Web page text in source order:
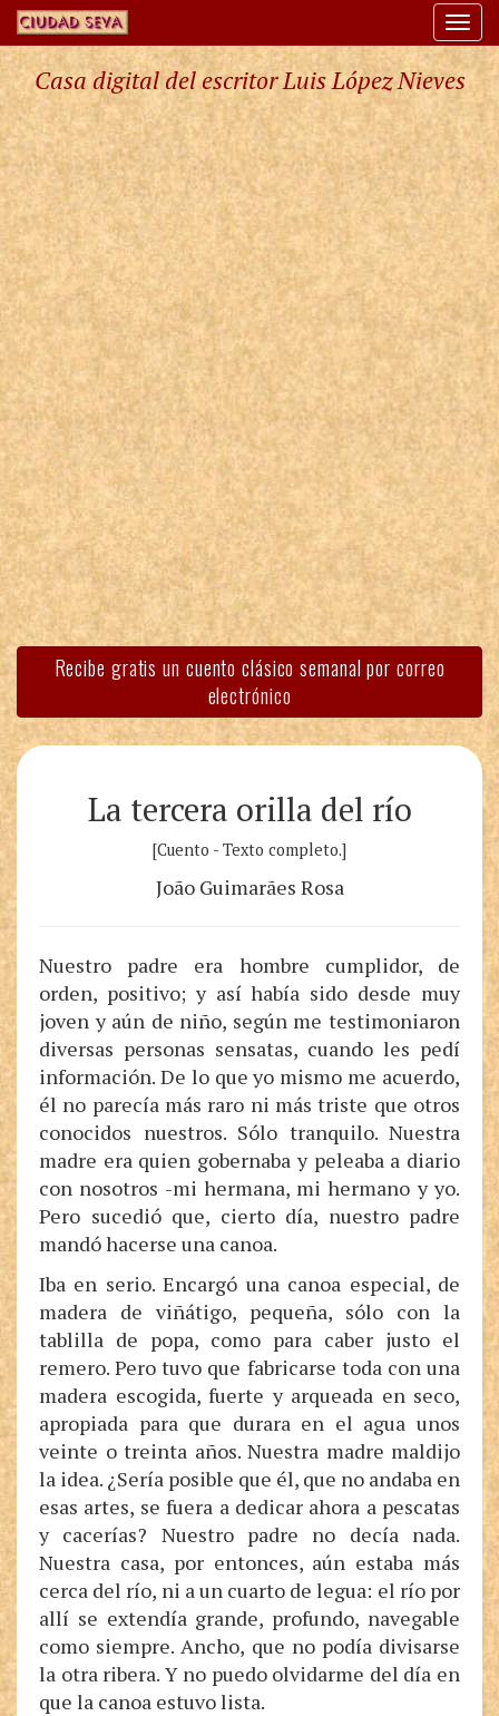
Casa digital del escritor Luis López Nieves
Recibe gratis un cuento clásico semanal por correo
electrónico
La tercera orilla del río
[Cuento - Texto completo.]
João Guimarães Rosa
Nuestro padre era hombre cumplidor, de
orden, positivo; y así había sido desde muy
joven y aún de niño, según me testimoniaron
diversas personas sensatas, cuando les pedí
información. De lo que yo mismo me acuerdo,
él no parecía más raro ni más triste que otros
conocidos nuestros. Sólo tranquilo. Nuestra
madre era quien gobernaba y peleaba a diario
con nosotros -mi hermana, mi hermano y yo.
Pero sucedió que, cierto día, nuestro padre
mandó hacerse una canoa.
Iba en serio. Encargó una canoa especial, de
madera de viñátigo, pequeña, sólo con la
tablilla de popa, como para caber justo el
remero. Pero tuvo que fabricarse toda con una
madera escogida, fuerte y arqueada en seco,
apropiada para que durara en el agua unos
veinte o treinta años. Nuestra madre maldijo
la idea. ¿Sería posible que él, que no andaba en
esas artes, se fuera a dedicar ahora a pescatas
y cacerías? Nuestro padre no decía nada.
Nuestra casa, por entonces, aún estaba más
cerca del río, ni a un cuarto de legua: el río por
allí se extendía grande, profundo, navegable
como siempre. Ancho, que no podía divisarse
la otra ribera. Y no puedo olvidarme del día en
que la canoa estuvo lista.